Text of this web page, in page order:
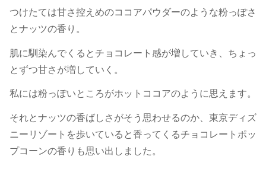
つけたては甘さ控えめのココアパウダーのような粉っぽさ
とナッツの香り。
肌に馴染んでくるとチョコレート感が増していき、ちょっ
とずつ甘さが増していく。
私には粉っぽいところがホットココアのように思えます。
それとナッツの香ばしさがそう思わせるのか、東京ディズ
ニーリゾートを歩いていると香ってくるチョコレートポッ
プコーンの香りも思い出しました。